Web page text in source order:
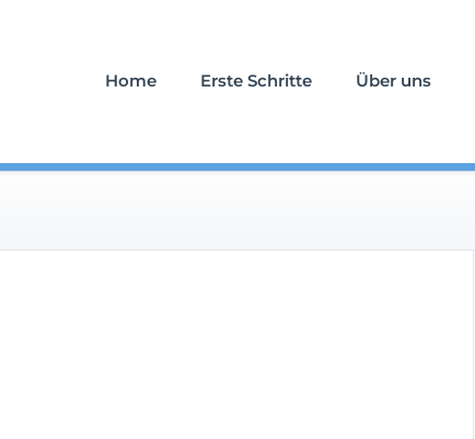
Home Erste Schritte Über uns